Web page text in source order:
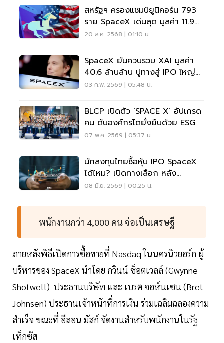
สหรัฐฯ ครองแชมป์ยูนิคอร์น 793
ราย SpaceX เด่นสุด มูลค่า 11.9
ล้านล้านบาท
20 ส.ค. 2568 | 01:10 น.
SpaceX ยันควบรวม XAI มูลค่า
40.6 ล้านล้าน ปูทางสู่ IPO ใหญ่
สุดในประวัติศาสตร์
03 ก.พ. 2569 | 05:48 น.
BLCP เปิดตัว ‘SPACE X’ อัปเกรด
คน ดันองค์กรโตยั่งยืนด้วย ESG
07 พ.ค. 2569 | 05:37 น.
นักลงทุนไทยซื้อหุ้น IPO SpaceX
ได้ไหม? เปิดทางเลือก หลัง
"SPCX" เทรด 12 มิ.ย.นี้
08 มิ.ย. 2569 | 00:25 น.
พนักงานกว่า 4,000 คน จ่อเป็นเศรษฐี
ภายหลังพิธีเปิดการซื้อขายที่ Nasdaq ในนครนิวยอร์ก ผู้
บริหารของ SpaceX นำโดย กวินน์ ช็อตเวลล์ (Gwynne
Shotwell) ประธานบริษัท และ เบรต จอห์นเซน (Bret
Johnsen) ประธานเจ้าหน้าที่การเงิน ร่วมเฉลิมฉลองความ
สำเร็จ ขณะที่ อีลอน มัสก์ จัดงานสำหรับพนักงานในรัฐ
เท็กซัส